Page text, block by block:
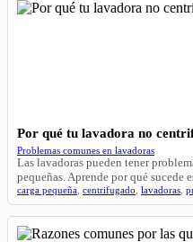
Por qué tu lavadora no
Problemas comunes en lavadoras
Las lavadoras pueden tener
pequeñas. Aprende por qué sucede
carga pequeña centrifugado lavadoras